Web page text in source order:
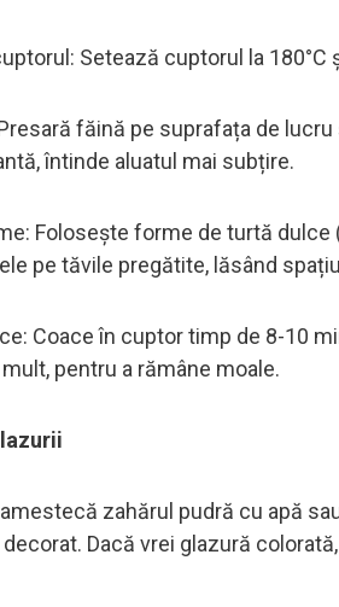
Setează cuptorul la
făină pe suprafața de
întinde aluatul mai subțire.
Folosește forme de turtă
pe tăvile pregătite, lăsând
Coace în cuptor timp de 8-10
pentru a rămâne moale.
zahărul pudră cu apă
Dacă vrei glazură